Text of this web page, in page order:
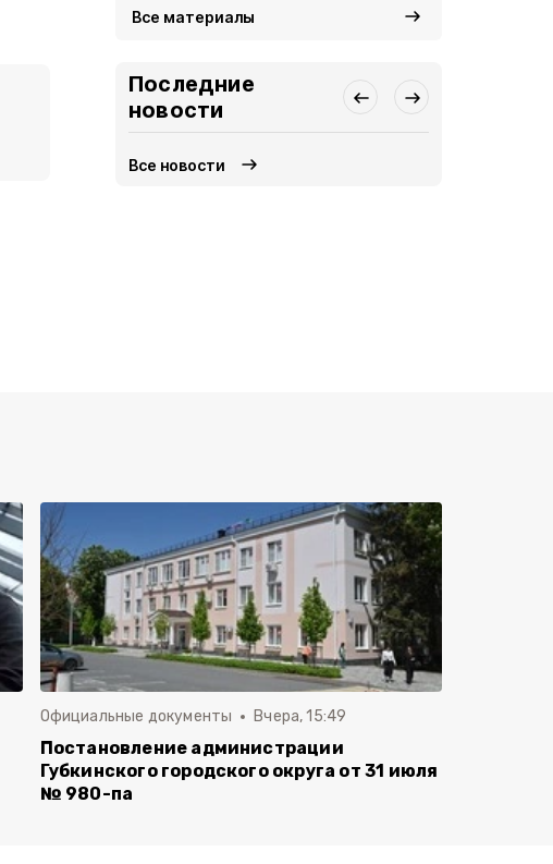
Все материалы
Последние
новости
Все новости
Официальные документы Вчера, 15:49
Постановление администрации
Губкинского городского округа от 31 июля
№ 980-па